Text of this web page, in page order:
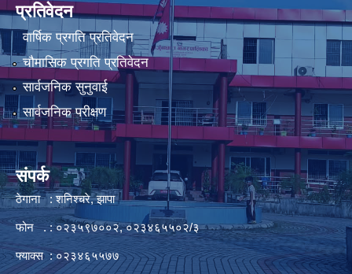
प्रतिवेदन
वार्षिक प्रगति प्रतिवेदन
चौमासिक प्रगति प्रतिवेदन
सार्वजनिक सुनुवाई
सार्वजनिक परीक्षण
संपर्क
ठेगाना : शनिश्चरे, झापा
फोन . : ०२३५९७००२, ०२३४६५५०२/३
फ्याक्स : ०२३४६५५७७